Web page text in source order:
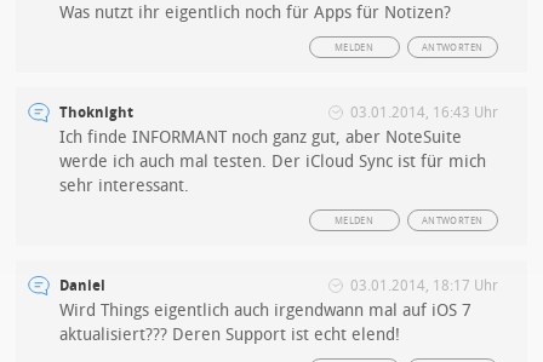
Was nutzt ihr eigentlich noch für Apps für Notizen?
ANTWORTEN
MELDEN
Thoknight 03.01.2014, 16:43 Uhr
Ich finde INFORMANT noch ganz gut, aber NoteSuite
werde ich auch mal testen. Der iCloud Sync ist für mich
sehr interessant.
ANTWORTEN
MELDEN
Daniel 03.01.2014, 18:17 Uhr
Wird Things eigentlich auch irgendwann mal auf iOS 7
aktualisiert??? Deren Support ist echt elend!